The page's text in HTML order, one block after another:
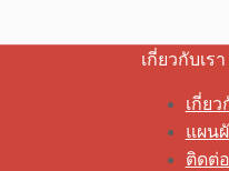
เกี่ยวกับเรา
เกี่ยว
แผน
ติดต่อ